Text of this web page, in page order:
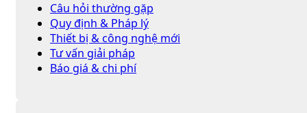
Câu hỏi thường gặp
Quy định & Pháp lý
Thiết bị & công nghệ mới
Tư vấn giải pháp
Báo giá & chi phí